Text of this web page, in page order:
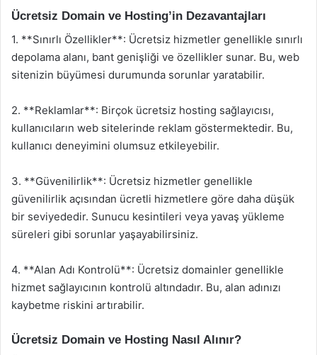
Ücretsiz Domain ve Hosting’in Dezavantajları
1. **Sınırlı Özellikler**: Ücretsiz hizmetler genellikle sınırlı
depolama alanı, bant genişliği ve özellikler sunar. Bu, web
sitenizin büyümesi durumunda sorunlar yaratabilir.
2. **Reklamlar**: Birçok ücretsiz hosting sağlayıcısı,
kullanıcıların web sitelerinde reklam göstermektedir. Bu,
kullanıcı deneyimini olumsuz etkileyebilir.
3. **Güvenilirlik**: Ücretsiz hizmetler genellikle
güvenilirlik açısından ücretli hizmetlere göre daha düşük
bir seviyededir. Sunucu kesintileri veya yavaş yükleme
süreleri gibi sorunlar yaşayabilirsiniz.
4. **Alan Adı Kontrolü**: Ücretsiz domainler genellikle
hizmet sağlayıcının kontrolü altındadır. Bu, alan adınızı
kaybetme riskini artırabilir.
Ücretsiz Domain ve Hosting Nasıl Alınır?